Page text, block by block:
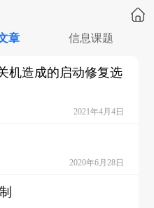
章 信息课题
机造成的启动修复选
2021年4月4日
2020年6月28日